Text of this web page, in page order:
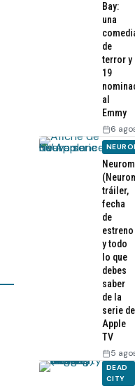
Bay:
una
de
terror y
19
al
Emmy
6
tráiler,
fecha
de
estreno
y todo
lo que
debes
saber
de la
serie de
Apple
TV
5
DEAD
CITY